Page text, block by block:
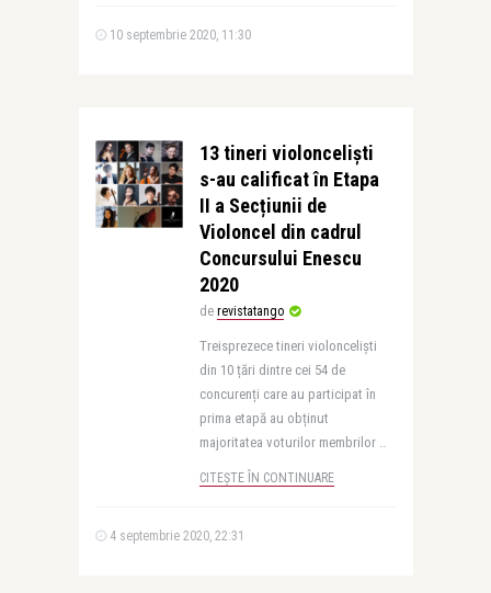
10 septembrie 2020, 11:30
13 tineri violonceliști
s-au calificat în Etapa
II a Secțiunii de
Violoncel din cadrul
Concursului Enescu
2020
de revistatango
Treisprezece tineri violonceliști
din 10 țări dintre cei 54 de
concurenți care au participat în
prima etapă au obținut
majoritatea voturilor membrilor ..
CITEȘTE ÎN CONTINUARE
4 septembrie 2020, 22:31